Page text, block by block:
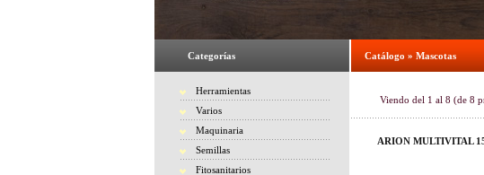
Categorías
Herramientas
Varios
Maquinaria
Semillas
Fitosanitarios
Catálogo » Mascotas
Viendo del 1 al 8 (de 8
ARION MULTIVITAL